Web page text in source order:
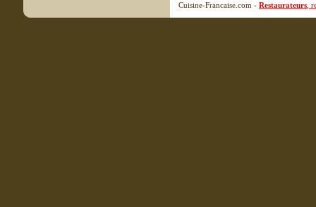
Cuisine-Francaise.com - Restaurateurs ,